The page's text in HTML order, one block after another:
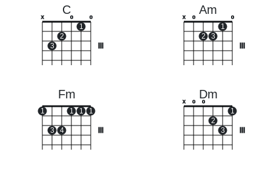
C
x
3
2
o
1
o
Am
x o
2 3
1
o
Fm
1
3 4
1 1 1
Dm
x o o
2
3
1